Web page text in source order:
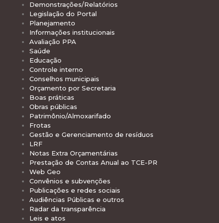
Demonstrações/Relatórios
Legislação do Portal
Planejamento
Informações institucionais
Avaliação PPA
Saúde
Educação
Controle interno
Conselhos municipais
Orçamento por Secretaria
Boas práticas
Obras públicas
Patrimônio/Almoxarifado
Frotas
Gestão e Gerenciamento de resíduos
LRF
Notas Extra Orçamentárias
Prestação de Contas Anual ao TCE-PR
Web Geo
Convênios e subvenções
Publicações e redes sociais
Audiências Públicas e outros
Radar da transparência
Leis e atos